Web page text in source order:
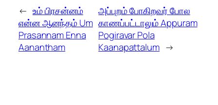
← உம் பிரசன்னம்
என்ன ஆனந்தம் Um
Prasannam Enna
Aanantham
அப்புறம் போகிறவர் போல
காணப்பட்டாலும் Appuram
Pogiravar Pola
Kaanapattalum →